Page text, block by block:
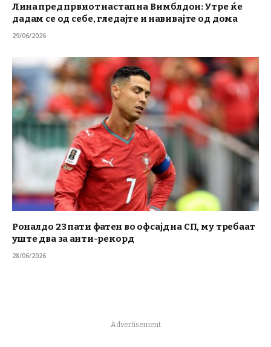
Лина пред првиот настап на Вимблдон: Утре ќе
дадам се од себе, гледајте и навивајте од дома
29/06/2026
Роналдо 23 пати фатен во офсајд на СП, му требаат
уште два за анти-рекорд
28/06/2026
Advertisement